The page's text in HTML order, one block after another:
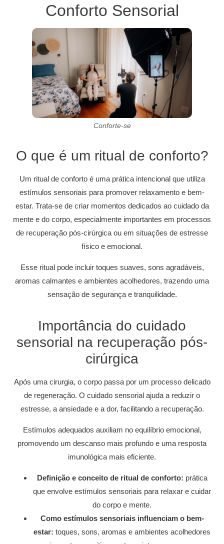
Conforto Sensorial
Conforte-se
O que é um ritual de conforto?
Um ritual de conforto é uma prática intencional que utiliza
estímulos sensoriais para promover relaxamento e bem-
estar. Trata-se de criar momentos dedicados ao cuidado da
mente e do corpo, especialmente importantes em processos
de recuperação pós-cirúrgica ou em situações de estresse
físico e emocional.
Esse ritual pode incluir toques suaves, sons agradáveis,
aromas calmantes e ambientes acolhedores, trazendo uma
sensação de segurança e tranquilidade.
Importância do cuidado
sensorial na recuperação pós-
cirúrgica
Após uma cirurgia, o corpo passa por um processo delicado
de regeneração. O cuidado sensorial ajuda a reduzir o
estresse, a ansiedade e a dor, facilitando a recuperação.
Estímulos adequados auxiliam no equilíbrio emocional,
promovendo um descanso mais profundo e uma resposta
imunológica mais eficiente.
Definição e conceito de ritual de conforto: prática
que envolve estímulos sensoriais para relaxar e cuidar
do corpo e mente.
Como estímulos sensoriais influenciam o bem-
estar: toques, sons, aromas e ambientes acolhedores